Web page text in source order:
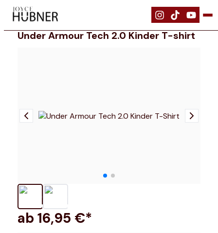
| Bekleidung Under Armour Tech 2.0 Kinder T-Shirt
Under Armour Tech 2.0 Kinder T-shirt
ab 16,95 €*